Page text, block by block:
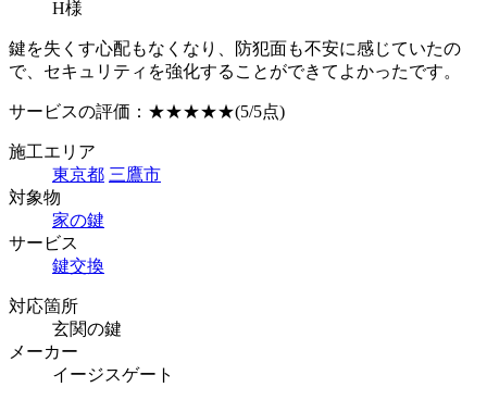
H様
鍵を失くす心配もなくなり、防犯面も不安に感じていたの
で、セキュリティを強化することができてよかったです。
サービスの評価： ★★★★★(5/5点)
施工エリア
東京都 三鷹市
対象物
家の鍵
サービス
鍵交換
対応箇所
玄関の鍵
メーカー
イージスゲート